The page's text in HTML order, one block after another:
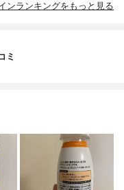
ンランキングをもっと見る
ミ